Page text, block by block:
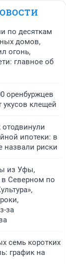
по десяткам
домов,
огонь,
главное об
оренбуржцев
укусов клещей
отодвинули
ипотеки: в
назвали риски
из Уфы,
в Северном по
за
семь коротких
график на